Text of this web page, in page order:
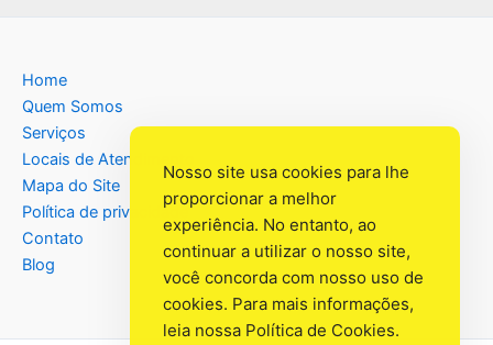
Home
Quem Somos
Serviços
Locais de Atendimento
Mapa do Site
Política de privacidade
Contato
Blog
Nosso site usa cookies para lhe
proporcionar a melhor
experiência. No entanto, ao
continuar a utilizar o nosso site,
você concorda com nosso uso de
cookies. Para mais informações,
leia nossa Política de Cookies.